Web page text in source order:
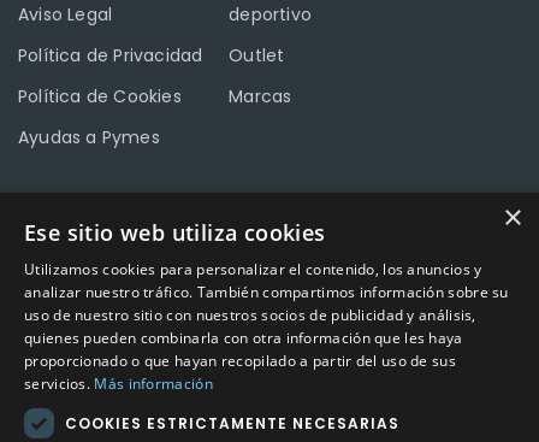
Aviso Legal
Política de Privacidad
Política de Cookies
Ayudas a Pymes
deportivo
Outlet
Marcas
CONTACTO
Calle Méndez Núñez nº3 – Fuente Palmera 14120 Córdoba
Teléfono957 04 96 57
Emailinfo@factory-sport.es
HORARIO COMERCIAL
×
Ese sitio web utiliza cookies
Utilizamos cookies para personalizar el contenido, los anuncios y
analizar nuestro tráfico. También compartimos información sobre su
uso de nuestro sitio con nuestros socios de publicidad y análisis,
quienes pueden combinarla con otra información que les haya
proporcionado o que hayan recopilado a partir del uso de sus
servicios. Más información
COOKIES ESTRICTAMENTE NECESARIAS